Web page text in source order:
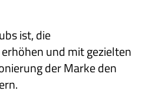
ist, die
und mit gezielten
der Marke den